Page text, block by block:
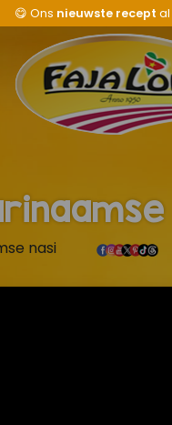
😋 Ons nieuwste recept al
nasi